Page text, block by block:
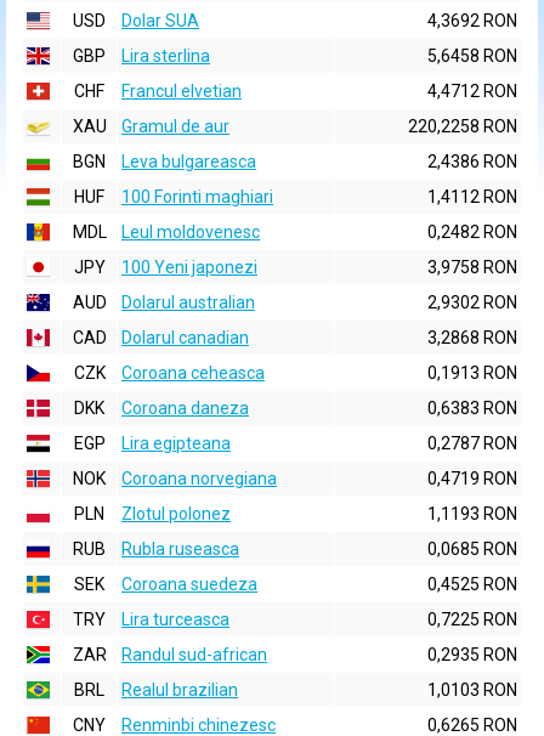
USD
Dolar SUA
4,3692 RON
GBP
Lira sterlina
5,6458 RON
CHF
Francul elvetian
4,4712 RON
XAU
Gramul de aur
220,2258 RON
BGN
Leva bulgareasca
2,4386 RON
HUF
100 Forinti maghiari
1,4112 RON
MDL
Leul moldovenesc
0,2482 RON
JPY
100 Yeni japonezi
3,9758 RON
AUD
Dolarul australian
2,9302 RON
CAD
Dolarul canadian
3,2868 RON
CZK
Coroana ceheasca
0,1913 RON
DKK
Coroana daneza
0,6383 RON
EGP
Lira egipteana
0,2787 RON
NOK
Coroana norvegiana
0,4719 RON
PLN
Zlotul polonez
1,1193 RON
RUB
Rubla ruseasca
0,0685 RON
SEK
Coroana suedeza
0,4525 RON
TRY
Lira turceasca
0,7225 RON
ZAR
Randul sud-african
0,2935 RON
BRL
Realul brazilian
1,0103 RON
CNY
Renminbi chinezesc
0,6265 RON